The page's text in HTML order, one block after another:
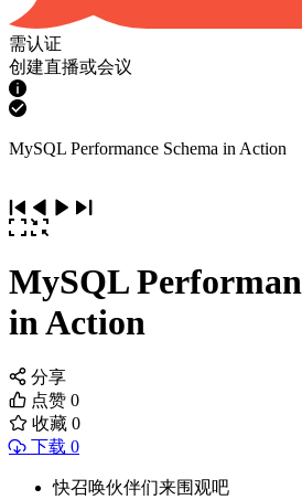
需认证
创建直播或会议
MySQL Performance Schema in Action
MySQL
in Action
分享
点赞 0
收藏 0
下载 0
快召唤伙伴们来围观吧